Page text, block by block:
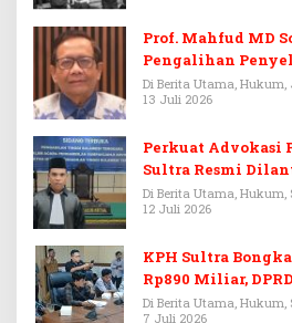
Prof. Mahfud MD
Pengalihan
Febrie Adriansyah
Di Berita Utama,
13 Juli 2026
Perkuat Advokasi
Sultra Resmi
PERADI
Di Berita Utama, Hukum,
12 Juli 2026
KPH Sultra
Rp890 Miliar,
Di Berita Utama, Hukum,
7 Juli 2026